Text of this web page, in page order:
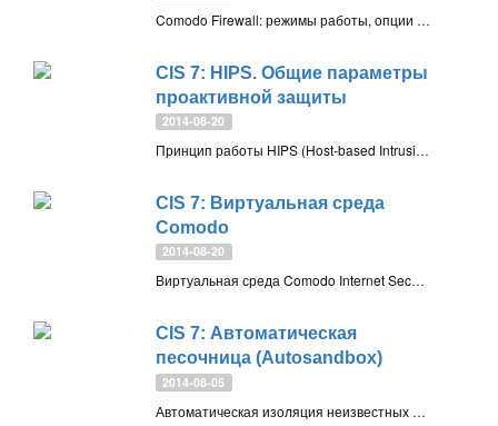
Comodo Firewall: режимы работы, опции настройки, порядок применения правил, известные проблемы. Контент-фильтр
CIS 7: HIPS. Общие параметры
проактивной защиты
2014-08-20
Принцип работы HIPS (Host-based Intrusion Prevention System): детальное описание. Общие параметры HIPS и Autosandbox в Comodo Internet Security 7
CIS 7: Виртуальная среда
Comodo
2014-08-20
Виртуальная среда Comodo Internet Security 7 (Sandbox, «песочница»), приемы работы и способы открытия файлов и ссылок в виртуальной среде
CIS 7: Автоматическая
песочница (Autosandbox)
2014-08-05
Автоматическая изоляция неизвестных программ посредством Autosandbox в Comodo Internet Security 7, особенности работы: режим обнаружения инсталляторов и исключения автопесочницы